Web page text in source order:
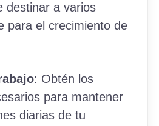
destinar a varios
para el crecimiento de
: Obtén los
para mantener
diarias de tu